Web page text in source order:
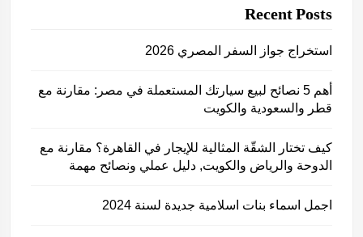
Recent Posts
استخراج جواز السفر المصري 2026
أهم 5 نصائح لبيع سيارتك المستعملة في مصر: مقارنة مع
قطر والسعودية والكويت
كيف تختار الشقّة المثالية للإيجار في القاهرة؟ مقارنة مع
الدوحة والرياض والكويت, دليل عملي ونصائح مهمة
اجمل اسماء بنات اسلامية جديدة لسنة 2024